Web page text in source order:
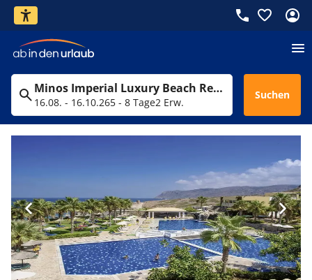
Minos Imperial Luxury Beach Resort
16.08. - 16.10.265 - 8 Tage2 Erw.
Suchen